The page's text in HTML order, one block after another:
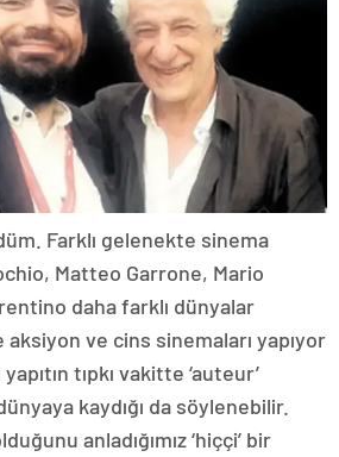
Farklı gelenekte sinema
Matteo Garrone, Mario
daha farklı dünyalar
ve cins sinemaları yapıyor
tıpkı vakitte ‘auteur’
kaydığı da söylenebilir.
anladığımız ‘hiççi’ bir